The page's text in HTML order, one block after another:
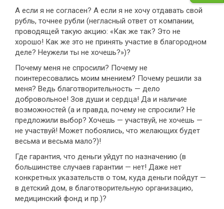
А если я не согласен? А если я не хочу отдавать свой
рубль, точнее рубли (негласный ответ от компании,
проводящей такую акцию: «Как же так? Это не
хорошо! Как же это не принять участие в благородном
деле? Неужели ты не хочешь?»)?
Почему меня не спросили? Почему не
поинтересовались моим мнением? Почему решили за
меня? Ведь благотворительность — дело
добровольное! Зов души и сердца! Да и наличие
возможностей (а и правда, почему не спросили? Не
предложили выбор? Хочешь — участвуй, не хочешь —
не участвуй! Может побоялись, что желающих будет
весьма и весьма мало?)!
Где гарантия, что деньги уйдут по назначению (в
большинстве случаев гарантии — нет! Даже нет
конкретных указательств о том, куда деньги пойдут —
в детский дом, в благотворительную организацию,
медицинский фонд и пр.)?